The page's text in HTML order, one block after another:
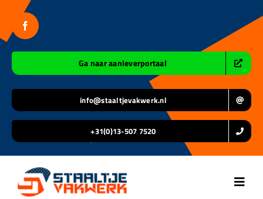
inhoud
Ga naar aanleverportaal
info@staaltjevakwerk.nl
+31(0)13-507 7520